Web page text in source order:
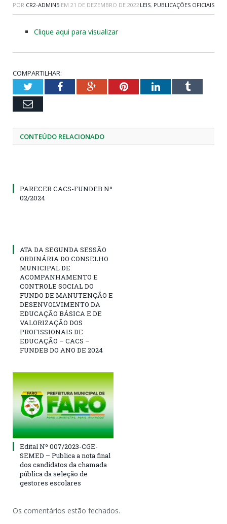
POR CR2-ADMIN5 EM 21 DE DEZEMBRO DE 2022 LEIS, PUBLICAÇÕES OFICIAIS
Clique aqui para visualizar
COMPARTILHAR:
TwitterFacebookGoogle+PinterestLinkedInTumblr
Email
CONTEÚDO RELACIONADO
PARECER CACS-FUNDEB Nº
02/2024
ATA DA SEGUNDA SESSÃO
ORDINÁRIA DO CONSELHO
MUNICIPAL DE
ACOMPANHAMENTO E
CONTROLE SOCIAL DO
FUNDO DE MANUTENÇÃO E
DESENVOLVIMENTO DA
EDUCAÇÃO BÁSICA E DE
VALORIZAÇÃO DOS
PROFISSIONAIS DE
EDUCAÇÃO – CACS –
FUNDEB DO ANO DE 2024
Edital Nº 007/2023-CGE-
SEMED – Publica a nota final
dos candidatos da chamada
pública da seleção de
gestores escolares
Os comentários estão fechados.